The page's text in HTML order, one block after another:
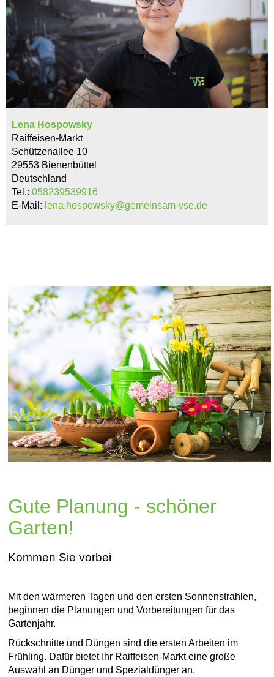
Lena Hospowsky
Raiffeisen-Markt
Schützenallee 10
29553 Bienenbüttel
Deutschland
Tel.: 058239539916
E-Mail: lena.hospowsky@gemeinsam-vse.de
Gute Planung - schöner
Garten!
Kommen Sie vorbei
Mit den wärmeren Tagen und den ersten Sonnenstrahlen,
beginnen die Planungen und Vorbereitungen für das
Gartenjahr.
Rückschnitte und Düngen sind die ersten Arbeiten im
Frühling. Dafür bietet Ihr Raiffeisen-Markt eine große
Auswahl an Dünger und Spezialdünger an.